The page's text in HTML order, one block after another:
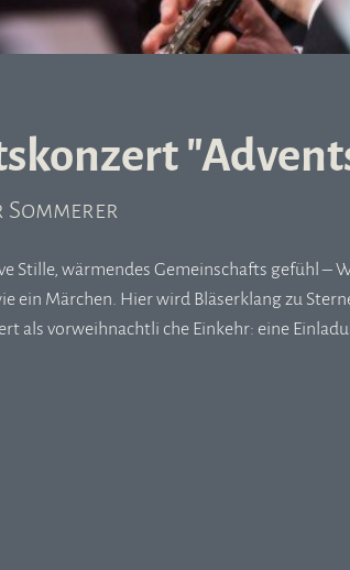
Stille, wärmendes Gemeinschafts gefühl –
ein Märchen. Hier wird Bläserklang zu
als vorweihnachtli che Einkehr: eine